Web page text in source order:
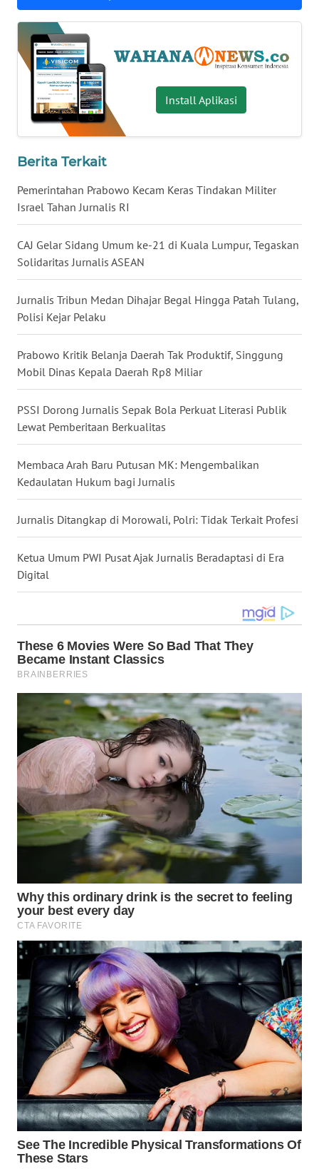
Install Aplikasi
Berita Terkait
Pemerintahan Prabowo Kecam Keras Tindakan Militer
Israel Tahan Jurnalis RI
CAJ Gelar Sidang Umum ke-21 di Kuala Lumpur, Tegaskan
Solidaritas Jurnalis ASEAN
Jurnalis Tribun Medan Dihajar Begal Hingga Patah Tulang,
Polisi Kejar Pelaku
Prabowo Kritik Belanja Daerah Tak Produktif, Singgung
Mobil Dinas Kepala Daerah Rp8 Miliar
PSSI Dorong Jurnalis Sepak Bola Perkuat Literasi Publik
Lewat Pemberitaan Berkualitas
Membaca Arah Baru Putusan MK: Mengembalikan
Kedaulatan Hukum bagi Jurnalis
Jurnalis Ditangkap di Morowali, Polri: Tidak Terkait Profesi
Ketua Umum PWI Pusat Ajak Jurnalis Beradaptasi di Era
Digital
WN
BABEL
WN
SUMBAR
WN
SUMSEL
BENGKULU
LAMPUNG
JATENG
WN
NUSANTARA
WN
JOGJA
WN
JATIM
WN
KALBAR
WN
KALTARA
WN
KALSEL
WN
KALTIM
WN
SULSEL
GORONTALO
WN
WN
MALUKU
WN
MALUT
WN
DAIRI
WN
DANAU
TOBA